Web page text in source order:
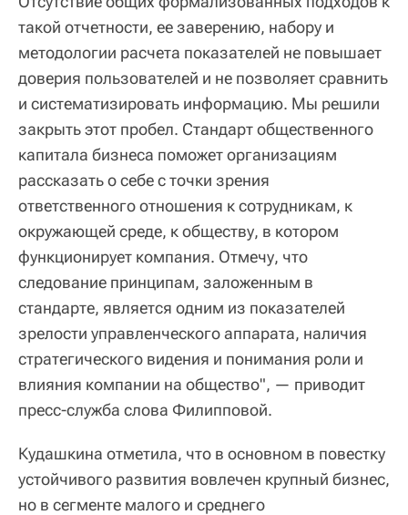
такой отчетности, ее заверению, набору и
методологии расчета показателей не повышает
доверия пользователей и не позволяет сравнить
и систематизировать информацию. Мы решили
закрыть этот пробел. Стандарт общественного
капитала бизнеса поможет организациям
рассказать о себе с точки зрения
ответственного отношения к сотрудникам, к
окружающей среде, к обществу, в котором
функционирует компания. Отмечу, что
следование принципам, заложенным в
стандарте, является одним из показателей
зрелости управленческого аппарата, наличия
стратегического видения и понимания роли и
влияния компании на общество", — приводит
пресс-служба слова Филипповой.
Кудашкина отметила, что в основном в повестку
устойчивого развития вовлечен крупный бизнес,
но в сегменте малого и среднего